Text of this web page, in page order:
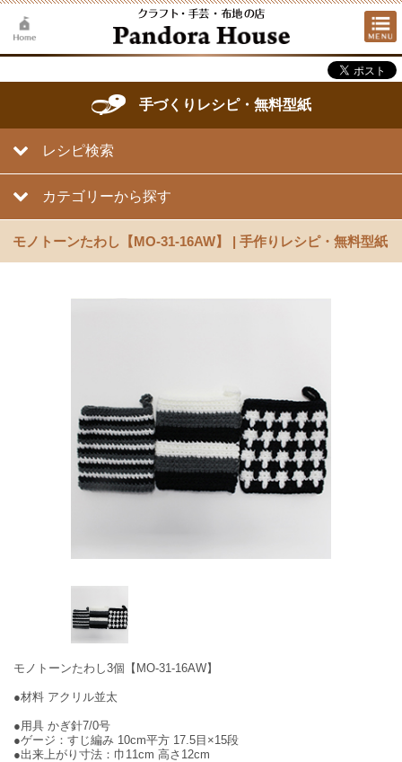
手づくりレシピ・無料型紙
レシピ検索
カテゴリーから探す
モノトーンたわし【MO-31-16AW】 | 手作りレシピ・無料型紙
モノトーンたわし3個【MO-31-16AW】
●材料 アクリル並太
●用具 かぎ針7/0号
●ゲージ：すじ編み 10cm平方 17.5目×15段
●出来上がり寸法：巾11cm 高さ12cm